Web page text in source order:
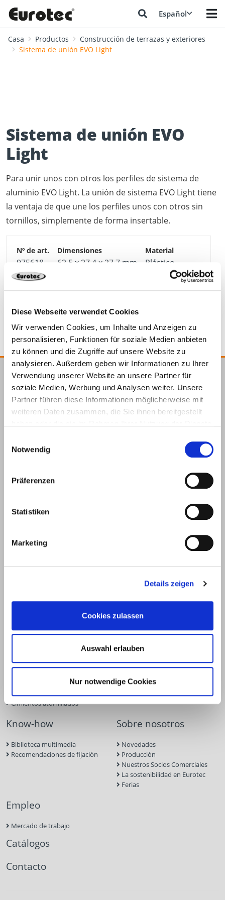
Diese Webseite verwendet Cookies
Wir verwenden Cookies, um Inhalte und Anzeigen zu
personalisieren, Funktionen für soziale Medien anbieten
zu können und die Zugriffe auf unsere Website zu
analysieren. Außerdem geben wir Informationen zu Ihrer
Verwendung unserer Website an unsere Partner für
soziale Medien, Werbung und Analysen weiter. Unsere
Partner führen diese Informationen möglicherweise mit
weiteren Daten zusammen, die Sie ihnen bereitgestellt
Notwendig
Präferenzen
Statistiken
Marketing
Details zeigen
Cookies zulassen
Auswahl erlauben
Nur notwendige Cookies
Español
Casa Productos
Construcción de terrazas y exteriores
Sistema de unión EVO Light
Sistema de unión EVO
Light
Para unir unos con otros los perfiles de sistema de
aluminio EVO Light. La unión de sistema EVO Light tiene
la ventaja de que une los perfiles unos con otros sin
tornillos, simplemente de forma insertable.
975618 62,5 x 27,4 x 27,7 mm Plástico
E.u.r.o.Tec GmbH
Unter dem Hofe 5
58099 Hagen
info@eurotec.team
Conectores para Estructuras de
Placas y conectores para
Herramientas y accesorios
Tejado y fachada
Cimientos atornillados
Software para la planificación
Planificador de fachadas
Portal Online BIM
Formulario de cálculo
Know-how
Biblioteca multimedia
Recomendaciones de fijación
Sobre nosotros
Novedades
Producción
Nuestros Socios Comerciales
La sostenibilidad en Eurotec
Ferias
Empleo
Mercado de trabajo
Catálogos
Contacto